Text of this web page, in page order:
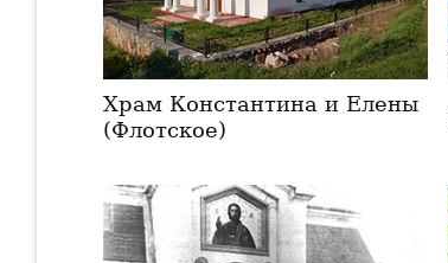
Храм Константина и Елены
(Флотское)